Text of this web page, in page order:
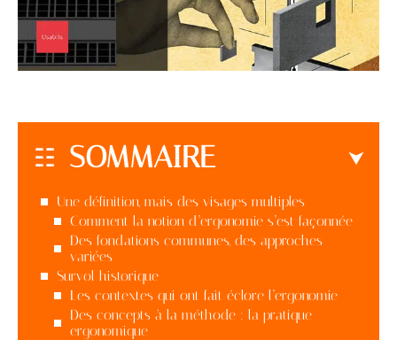
SOMMAIRE
Une définition, mais des visages multiples
Comment la notion d’ergonomie s’est façonnée
Des fondations communes, des approches
variées
Survol historique
Les contextes qui ont fait éclore l’ergonomie
Des concepts à la méthode : la pratique
ergonomique